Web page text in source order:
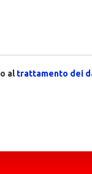
altrattamento dei